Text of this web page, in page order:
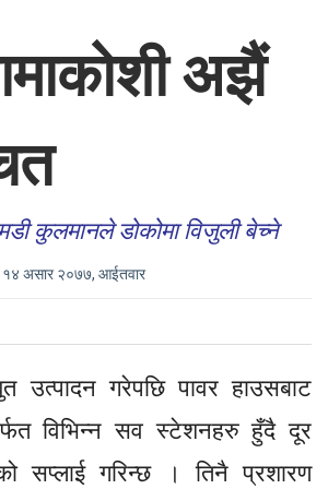
अझैं
कुलमानले डोकोमा विजुली बेच्ने
१४ असार २०७७, आईतवार
उत्पादन गरेपछि पावर हाउसबाट
विभिन्न सव स्टेशनहरु हुँदै दूर
सप्लाई गरिन्छ । तिनै प्रशारण